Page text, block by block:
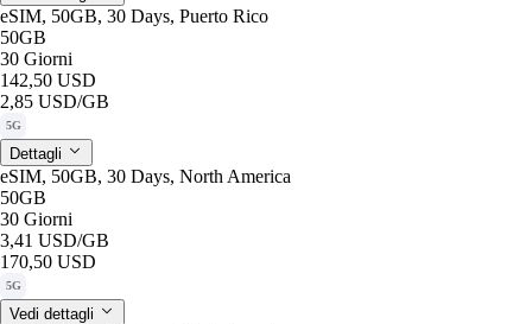
eSIM, 50GB, 30 Days, Puerto Rico
50GB
30 Giorni
142,50 USD
2,85 USD/GB
5G
Dettagli
eSIM, 50GB, 30 Days, North America
50GB
30 Giorni
3,41 USD/GB
170,50 USD
5G
Vedi dettagli